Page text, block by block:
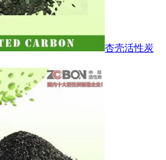
杏壳活性炭